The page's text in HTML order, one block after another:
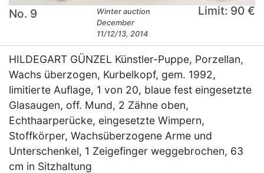
No. 9
Winter auction
December
11/12/13, 2014
Limit: 90 €
HILDEGART GÜNZEL Künstler-Puppe, Porzellan,
Wachs überzogen, Kurbelkopf, gem. 1992,
limitierte Auflage, 1 von 20, blaue fest eingesetzte
Glasaugen, off. Mund, 2 Zähne oben,
Echthaarperücke, eingesetzte Wimpern,
Stoffkörper, Wachsüberzogene Arme und
Unterschenkel, 1 Zeigefinger weggebrochen, 63
cm in Sitzhaltung